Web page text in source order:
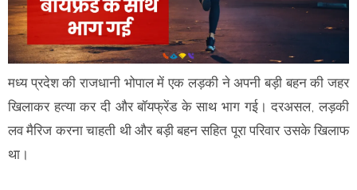
मध्य प्रदेश की राजधानी भोपाल में एक लड़की ने अपनी बड़ी बहन की जहर
खिलाकर हत्या कर दी और बॉयफ्रेंड के साथ भाग गई। दरअसल, लड़की
लव मैरिज करना चाहती थी और बड़ी बहन सहित पूरा परिवार उसके खिलाफ
था।